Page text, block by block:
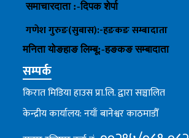
समाचारदाता :-दिपक शेर्पा
गणेश गुरुङ(सुबास):-हङकङसम्बादाता
मनिता योङहाङलिम्बू:-हङकङ सम्बादाता
सम्पर्क
किरात मिडिया हाउस प्रा.लि. द्वारा सञ्चालित
केन्द्रीय कार्यालय: नयाँ बानेश्वर काठमाडौँ